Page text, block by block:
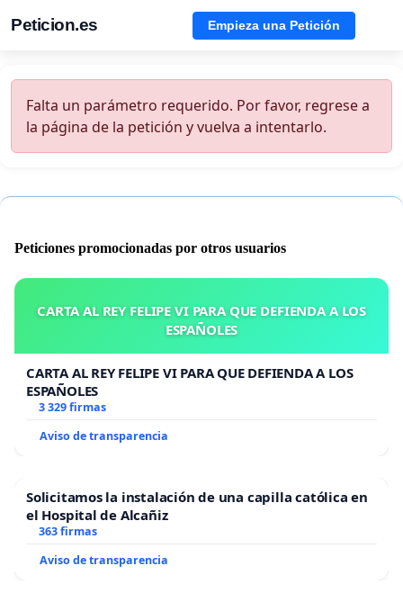
Peticion.es Empieza una Petición
Falta un parámetro requerido. Por favor, regrese a
la página de la petición y vuelva a intentarlo.
Peticiones promocionadas por otros usuarios
CARTA AL REY FELIPE VI PARA QUE DEFIENDA A LOS
ESPAÑOLES
CARTA AL REY FELIPE VI PARA QUE DEFIENDA A LOS
ESPAÑOLES
3 329 firmas
Aviso de transparencia
Solicitamos la instalación de una capilla católica en
el Hospital de Alcañiz
363 firmas
Aviso de transparencia